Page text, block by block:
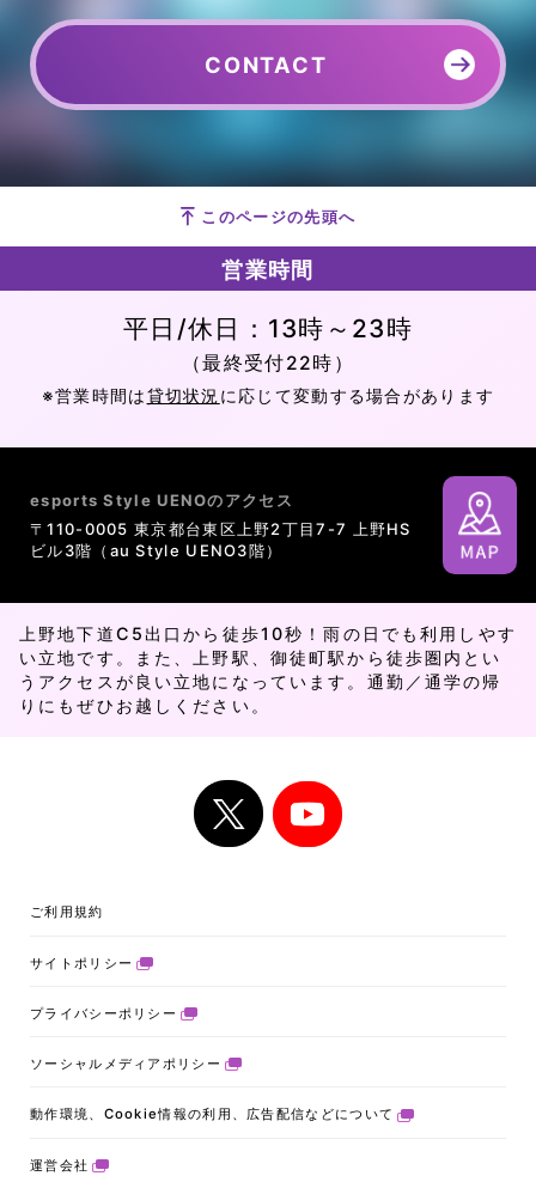
CONTACT
このページの先頭へ
営業時間
平日/休日：13時～23時
（最終受付22時）
※営業時間は貸切状況 に応じて変動する場合があります
esports Style UENOのアクセス
〒110-0005 東京都台東区上野2丁目7-7 上野HS
ビル3階（au Style UENO3階）
上野地下道C5出口から徒歩10秒！雨の日でも利用しやす
い立地です。また、上野駅、御徒町駅から徒歩圏内とい
うアクセスが良い立地になっています。通勤／通学の帰
りにもぜひお越しください。
ご利用規約
サイトポリシー
プライバシーポリシー
ソーシャルメディアポリシー
動作環境、Cookie情報の利用、広告配信などについて
運営会社